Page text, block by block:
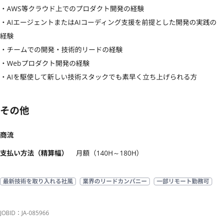
・AWS等クラウド上でのプロダクト開発の経験
・AIエージェントまたはAIコーディング支援を前提とした開発の実践の
経験
・チームでの開発・技術的リードの経験
・Webプロダクト開発の経験
・AIを駆使して新しい技術スタックでも素早く立ち上げられる方
その他
商流
支払い方法（精算幅）
月額（140H～180H）
最新技術を取り入れる社風 業界のリードカンパニー 一部リモート勤務可
JOBID：JA-085966